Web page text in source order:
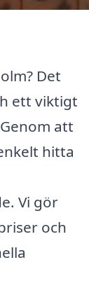
Det
ett viktigt
att
hitta
Vi gör
och